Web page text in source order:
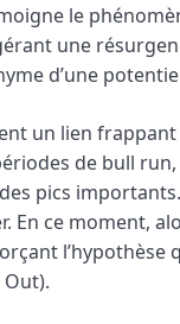
le
une
d’une
un lien
de bull
pics
En ce moment,
Out).